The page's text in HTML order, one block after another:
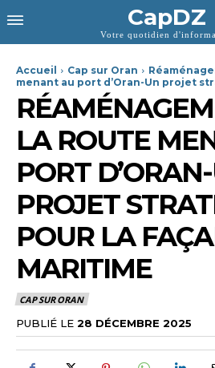
CapDZ
Votre quotidien
Accueil Cap sur Oran
menant au port d’Oran-Un projet
LA ROUTE
PORT
PROJET
POUR LA
MARITIME
CAP SUR ORAN
PUBLIÉ LE 28 DÉCEMBRE 2025